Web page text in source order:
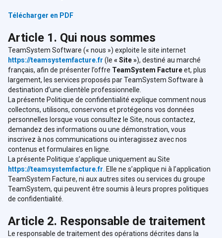
Télécharger en PDF
Article 1. Qui nous sommes
TeamSystem Software (« nous ») exploite le site internet
https://teamsystemfacture.fr (le « Site »), destiné au marché
français, afin de présenter l’offre TeamSystem Factureet, plus
largement, les services proposés par TeamSystem Software à
destination d’une clientèle professionnelle.
La présente Politique de confidentialité explique comment nous
collectons, utilisons, conservons et protégeons vos données
personnelles lorsque vous consultez le Site, nous contactez,
demandez des informations ou une démonstration, vous
inscrivez à nos communications ou interagissez avec nos
contenus et formulaires en ligne.
La présente Politique s’applique uniquement au Site
https://teamsystemfacture.fr . Elle ne s’applique ni à l’application
TeamSystem Facture, ni aux autres sites ou services du groupe
TeamSystem, qui peuvent être soumis à leurs propres politiques
de confidentialité.
Article 2. Responsable de traitement
Le responsable de traitement des opérations décrites dans la